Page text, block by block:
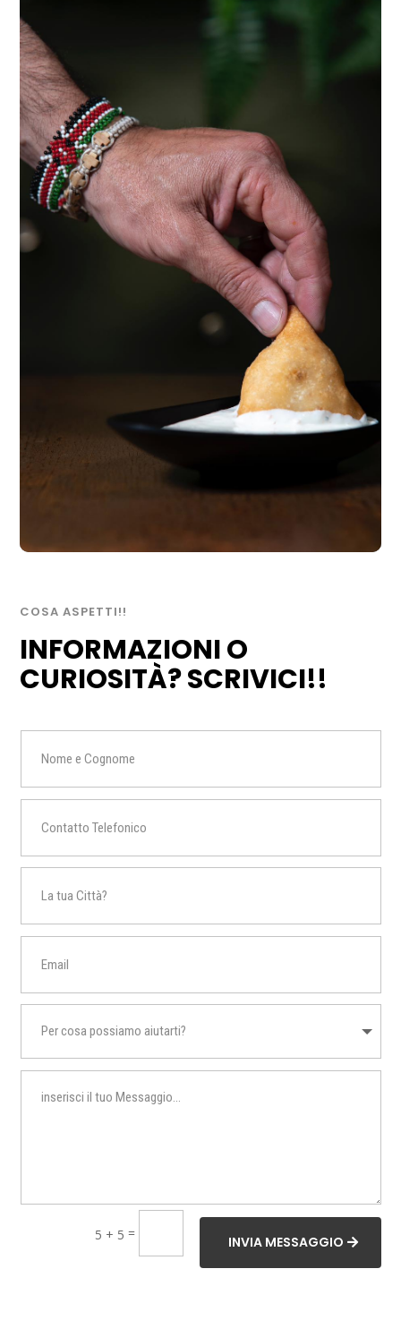
COSA ASPETTI!!
INFORMAZIONI O
CURIOSITÀ? SCRIVICI!!
5 + 5 =
INVIA MESSAGGIO